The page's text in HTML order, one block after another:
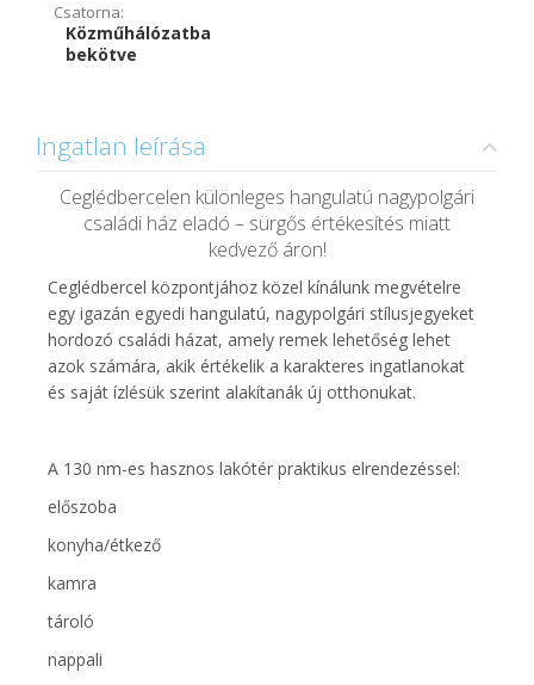
Csatorna:
Közműhálózatba
bekötve
Ingatlan leírása
Ceglédbercelen különleges hangulatú nagypolgári
családi ház eladó – sürgős értékesítés miatt
kedvező áron!
Ceglédbercel központjához közel kínálunk megvételre
egy igazán egyedi hangulatú, nagypolgári stílusjegyeket
hordozó családi házat, amely remek lehetőség lehet
azok számára, akik értékelik a karakteres ingatlanokat
és saját ízlésük szerint alakítanák új otthonukat.
A 130 nm-es hasznos lakótér praktikus elrendezéssel:
előszoba
konyha/étkező
kamra
tároló
nappali